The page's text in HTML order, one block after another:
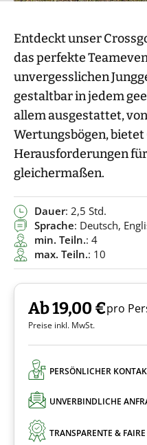
Entdeckt unser
das perfekte
unvergesslichen
gestaltbar in jedem
allem ausgestattet,
Wertungsbögen,
Herausforderungen
gleichermaßen.
Dauer: 2,5 Std.
Sprache: Deutsch,
min. Teiln.: 4
max. Teiln.: 10
Ab 19,00 €pro
Preise inkl. MwSt.
PERSÖNLICHER
UNVERBINDLICHE
TRANSPARENTE & FAIRE